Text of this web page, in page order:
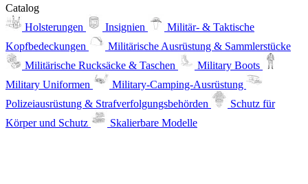
Catalog
Holsterungen
Insignien
Militär- & Taktische
Kopfbedeckungen
Militärische Ausrüstung & Sammlerstücke
Militärische Rucksäcke & Taschen
Military Boots
Military Uniformen
Military-Camping-Ausrüstung
Polizeiausrüstung & Strafverfolgungsbehörden
Schutz für
Körper und Schutz
Skalierbare Modelle